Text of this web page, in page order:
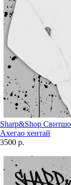
Sharp&Shop
Ахегао хентай
3500 р.